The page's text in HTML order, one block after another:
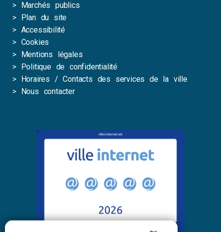
> Marchés publics
> Plan du site
> Accessibilité
> Cookies
> Mentions légales
> Politique de confidentialité
> Horaires / Contacts des services de la ville
> Nous contacter